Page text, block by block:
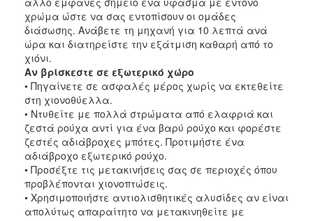
χρώμα ώστε να σας εντοπίσουν οι ομάδες
διάσωσης. Ανάβετε τη μηχανή για 10 λεπτά ανά
ώρα και διατηρείστε την εξάτμιση καθαρή από το
χιόνι.
Αν βρίσκεστε σε εξωτερικό χώρο
• Πηγαίνετε σε ασφαλές μέρος χωρίς να εκτεθείτε
στη χιονοθύελλα.
• Ντυθείτε με πολλά στρώματα από ελαφριά και
ζεστά ρούχα αντί για ένα βαρύ ρούχο και φορέστε
ζεστές αδιάβροχες μπότες. Προτιμήστε ένα
αδιάβροχο εξωτερικό ρούχο.
• Προσέξτε τις μετακινήσεις σας σε περιοχές όπου
προβλέπονται χιονοπτώσεις.
• Χρησιμοποιήστε αντιολισθητικές αλυσίδες αν είναι
απολύτως απαραίτητο να μετακινηθείτε με